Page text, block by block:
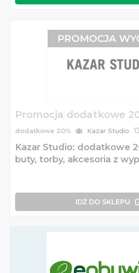
Promocja dodatkowe
dodatkowe 20% Kazar Studio
Kazar Studio: dodatkowe
buty, torby, akcesoria z
IDŹ DO SKLEPU
PROMOCJA